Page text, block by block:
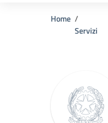
Home
Servizi